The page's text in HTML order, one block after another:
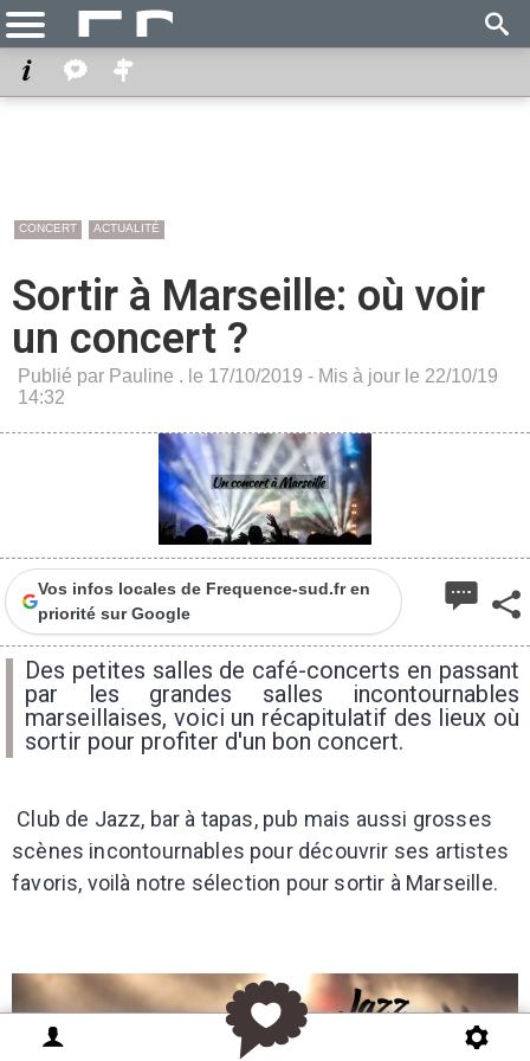
CONCERT ACTUALITÉ
Sortir à Marseille: où voir
un concert ?
Publié par Pauline . le 17/10/2019 - Mis à jour le 22/10/19
14:32
Vos infos locales de Frequence-sud.fr en
priorité sur Google
Des petites salles de café-concerts en passant
par les grandes salles incontournables
marseillaises, voici un récapitulatif des lieux où
sortir pour profiter d'un bon concert.
Club de Jazz, bar à tapas, pub mais aussi grosses
scènes incontournables pour découvrir ses artistes
favoris, voilà notre sélection pour sortir à Marseille.